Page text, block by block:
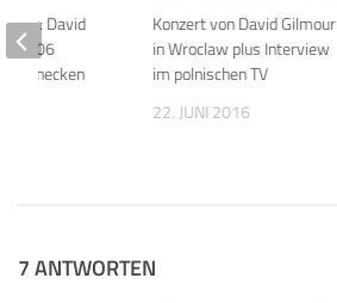
Konzert von David Gilmour
in Wroclaw plus Interview
im polnischen TV
22. JUNI 2016
Tour: David
Heinecken
7 ANTWORTEN